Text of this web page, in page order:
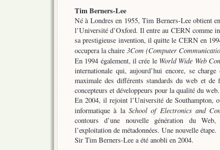
Tim Berners-Lee
Né à Londres en 1955, Tim Berners-Lee obtient
l’Université d’Oxford. Il entre au CERN comme
sa prestigieuse invention, il quitte le CERN en
occupera la chaire 3Com (Computer
En 1994 également, il crée le World Wide Web
internationale qui, aujourd’hui encore, se
maximale des différents standards du web et de
concepteurs et développeurs pour la qualité du web.
En 2004, il rejoint l’Université de Southampton,
informatique à la School of Electronics and
contours d’une nouvelle génération du
l’exploitation de métadonnées. Une nouvelle étape.
Sir Tim Berners-Lee a été anobli en 2004.